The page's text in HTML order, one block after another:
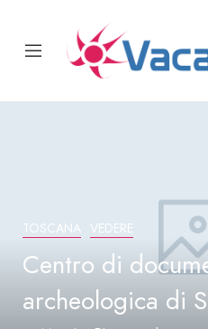
TOSCANA VEDERE
Centro di
archeologica di